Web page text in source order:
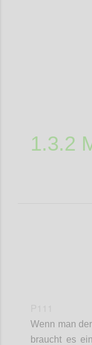
1.3.2
Wenn man
braucht es